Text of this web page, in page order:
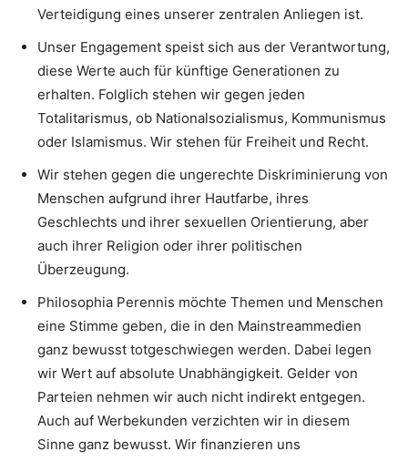
Verteidigung eines unserer zentralen Anliegen ist.
Unser Engagement speist sich aus der Verantwortung,
diese Werte auch für künftige Generationen zu
erhalten. Folglich stehen wir gegen jeden
Totalitarismus, ob Nationalsozialismus, Kommunismus
oder Islamismus. Wir stehen für Freiheit und Recht.
Wir stehen gegen die ungerechte Diskriminierung von
Menschen aufgrund ihrer Hautfarbe, ihres
Geschlechts und ihrer sexuellen Orientierung, aber
auch ihrer Religion oder ihrer politischen
Überzeugung.
Philosophia Perennis möchte Themen und Menschen
eine Stimme geben, die in den Mainstreammedien
ganz bewusst totgeschwiegen werden. Dabei legen
wir Wert auf absolute Unabhängigkeit. Gelder von
Parteien nehmen wir auch nicht indirekt entgegen.
Auch auf Werbekunden verzichten wir in diesem
Sinne ganz bewusst. Wir finanzieren uns